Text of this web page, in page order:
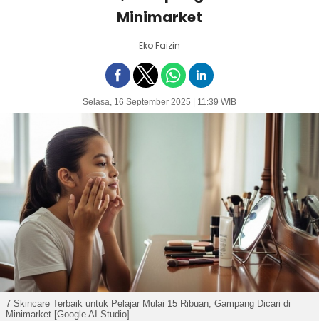
Minimarket
Eko Faizin
Selasa, 16 September 2025 | 11:39 WIB
7 Skincare Terbaik untuk Pelajar Mulai 15 Ribuan, Gampang Dicari di
Minimarket [Google AI Studio]